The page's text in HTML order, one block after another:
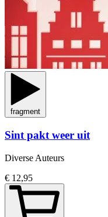
fragment
Sint pakt weer uit
Diverse Auteurs
€ 12,95